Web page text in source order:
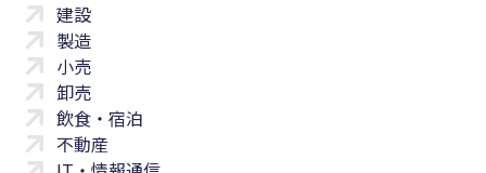
建設
製造
小売
卸売
飲食・宿泊
不動産